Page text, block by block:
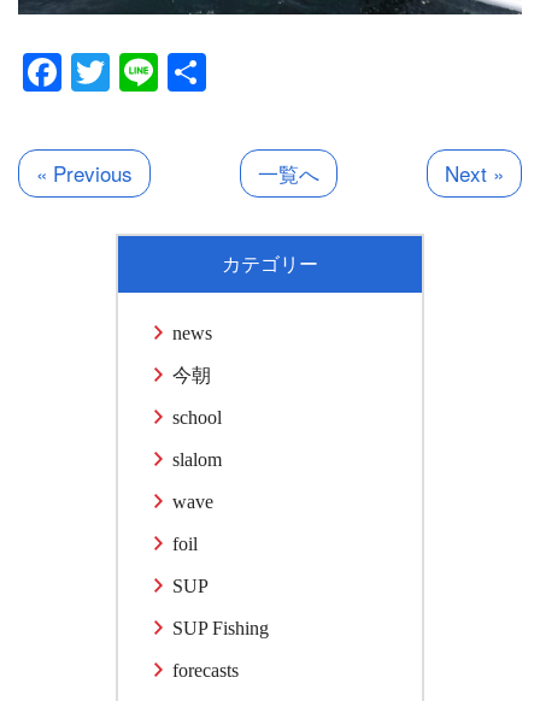
Facebook
Twitter
Line
« Previous 一覧へ Next »
カテゴリー
news
今朝
school
slalom
wave
foil
SUP
SUP Fishing
forecasts